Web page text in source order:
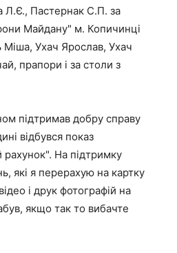
Л.Є., Пастернак С.П. за
Майдану" м. Копичинці
Ухач Ярослав, Ухач
прапори і за столи з
підтримав добру справу
відбувся показ
рахунок". На підтримку
які я перерахую на картку
і друк фотографій на
якщо так то вибачте